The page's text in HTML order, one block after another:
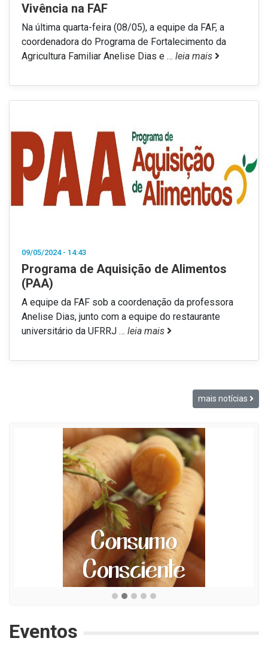
Vivência na FAF
Na última quarta-feira (08/05), a equipe da FAF, a
coordenadora do Programa de Fortalecimento da
Agricultura Familiar Anelise Dias e … leia mais
09/05/2024 - 14:43
Programa de Aquisição de Alimentos
(PAA)
A equipe da FAF sob a coordenação da professora
Anelise Dias, junto com a equipe do restaurante
universitário da UFRRJ … leia mais
mais notícias
Eventos